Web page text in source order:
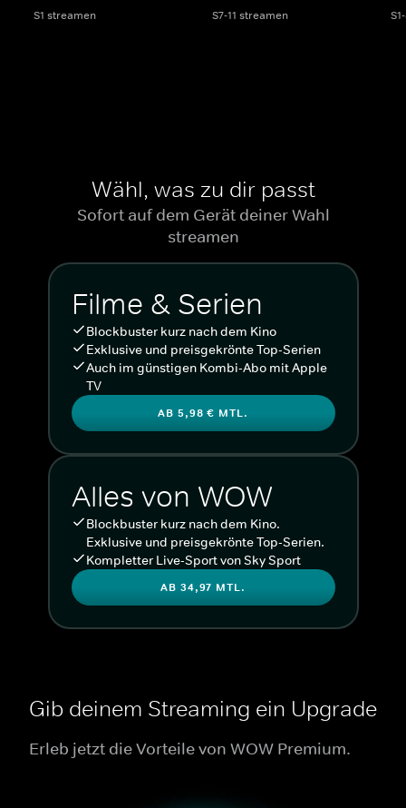
S1 streamen S7-11 streamen
Wähl, was zu dir passt
Sofort auf dem Gerät deiner Wahl
streamen
Filme & Serien
Blockbuster kurz nach dem Kino
Exklusive und preisgekrönte Top-Serien
Auch im günstigen Kombi-Abo mit Apple
TV
AB 5,98 € MTL.
Alles von WOW
Blockbuster kurz nach dem Kino.
Exklusive und preisgekrönte Top-Serien.
Kompletter Live-Sport von Sky Sport
AB 34,97 MTL.
Gib deinem Streaming ein Upgrade
Erleb jetzt die Vorteile von WOW Premium.